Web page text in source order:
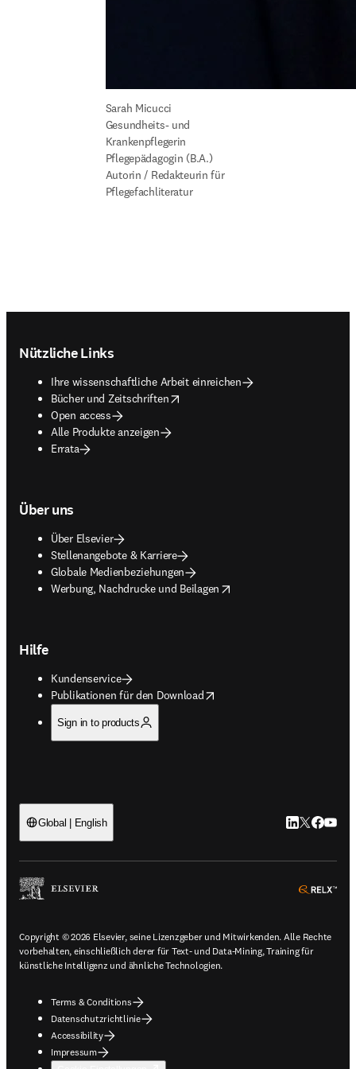
Gesundheits- und
Krankenpflegerin
Pflegepädagogin (B.A.)
Autorin / Redakteurin für
Pflegefachliteratur
Nützliche Links
Ihre wissenschaftliche Arbeit einreichen
Bücher und Zeitschriften
opens in new tab/window
Open access
Alle Produkte anzeigen
Errata
Über uns
Über Elsevier
Stellenangebote & Karriere
Globale Medienbeziehungen
Werbung, Nachdrucke und Beilagen
opens in new tab/window
Hilfe
Kundenservice
Publikationen für den Download
opens in new tab/window
Sign in to products
Global | English LinkedIn
Twitter
Copyright © 2026 Elsevier, seine Lizenzgeber und Mitwirkenden. Alle Rechte
vorbehalten, einschließlich derer für Text- und Data-Mining, Training für
künstliche Intelligenz und ähnliche Technologien.
Terms & Conditions
Datenschutzrichtlinie
Accessibility
Impressum